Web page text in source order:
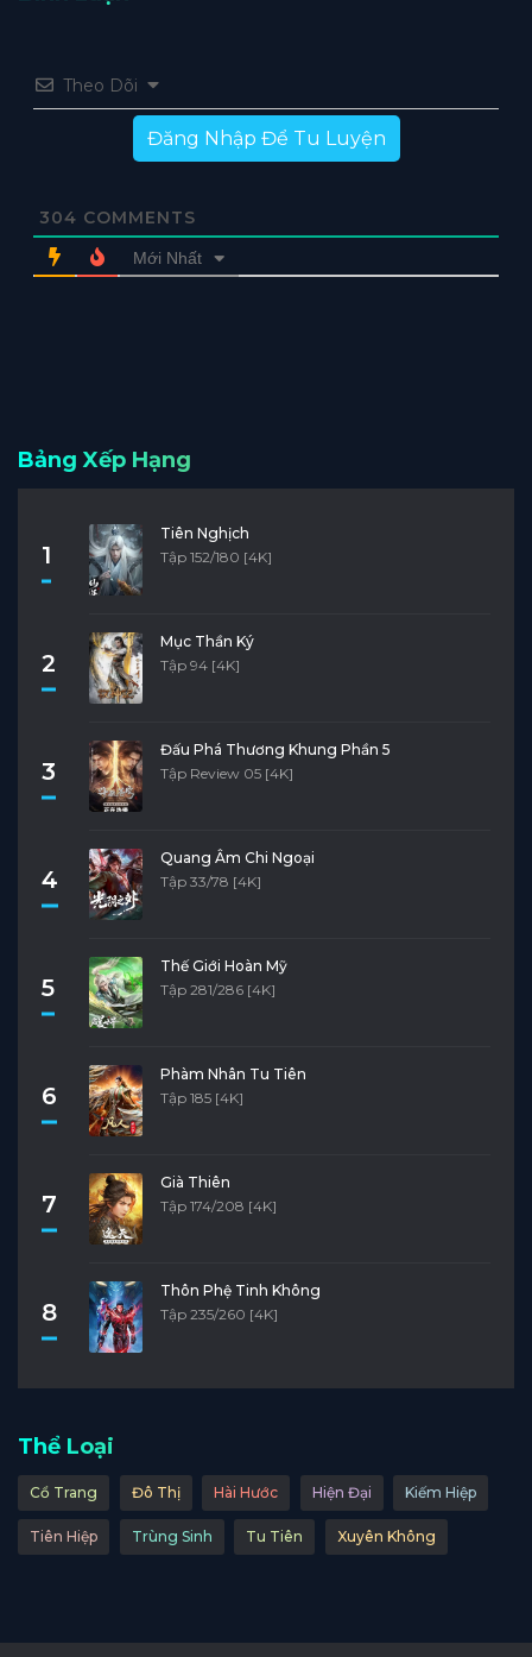
Theo Dõi
Đăng Nhập Để Tu Luyện
304 COMMENTS
Mới Nhất
Bảng Xếp Hạng
1
Tiên Nghịch
Tập 152/180 [4K]
2
Mục Thần Ký
Tập 94 [4K]
3
Đấu Phá Thương Khung Phần 5
Tập Review 05 [4K]
4
Quang Âm Chi Ngoại
Tập 33/78 [4K]
5
Thế Giới Hoàn Mỹ
Tập 281/286 [4K]
6
Phàm Nhân Tu Tiên
Tập 185 [4K]
7
Già Thiên
Tập 174/208 [4K]
8
Thôn Phệ Tinh Không
Tập 235/260 [4K]
Thể Loại
Cổ Trang Đô Thị Hài Hước Hiện Đại Kiếm Hiệp
Tiên Hiệp Trùng Sinh Tu Tiên Xuyên Không